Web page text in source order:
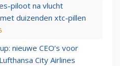
piloot na vlucht
duizenden xtc-pillen
nieuwe CEO’s voor
City Airlines